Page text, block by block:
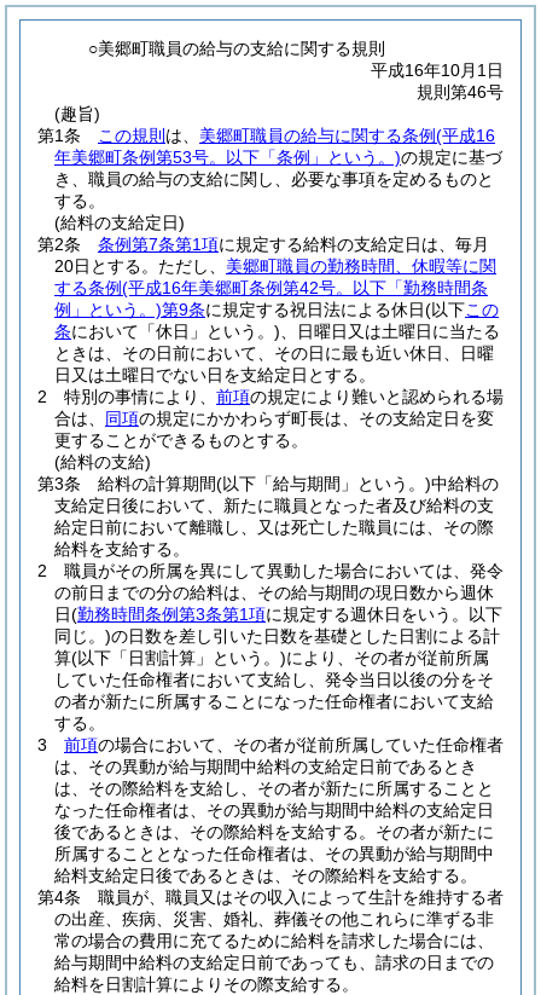
○美郷町職員の給与の支給に関する規則
平成16年10月1日
規則第46号
(趣旨)
第1条
この規則 は、 美郷町職員の給与に関する条例(平成16
年美郷町条例第53号。以下「条例」という。)の規定に基づ
き、職員の給与の支給に関し、必要な事項を定めるものと
する。
(給料の支給定日)
第2条
条例第7条第1項に規定する給料の支給定日は、毎月
20日とする。 ただし、 美郷町職員の勤務時間、休暇等に関
する条例(平成16年美郷町条例第42号。以下「勤務時間条
例」という。)第9条に規定する祝日法による休日(以下この
条において「休日」という。) 、日曜日又は土曜日に当たる
ときは、その日前において、その日に最も近い休日、日曜
日又は土曜日でない日を支給定日とする。
2
特別の事情により、 前項の規定により難いと認められる場
合は、 同項の規定にかかわらず町長は、その支給定日を変
更することができるものとする。
(給料の支給)
第3条
給料の計算期間(以下「給与期間」という。)中給料の
支給定日後において、新たに職員となった者及び給料の支
給定日前において離職し、又は死亡した職員には、その際
給料を支給する。
2
職員がその所属を異にして異動した場合においては、発令
の前日までの分の給料は、その給与期間の現日数から週休
日(勤務時間条例第3条第1項に規定する週休日をいう。以下
同じ。)の日数を差し引いた日数を基礎とした日割による計
算(以下「日割計算」という。)により、その者が従前所属
していた任命権者において支給し、発令当日以後の分をそ
の者が新たに所属することになった任命権者において支給
する。
3
前項の場合において、その者が従前所属していた任命権者
は、その異動が給与期間中給料の支給定日前であるとき
は、その際給料を支給し、その者が新たに所属することと
なった任命権者は、その異動が給与期間中給料の支給定日
後であるときは、その際給料を支給する。 その者が新たに
所属することとなった任命権者は、その異動が給与期間中
給料支給定日後であるときは、その際給料を支給する。
第4条
職員が、職員又はその収入によって生計を維持する者
の出産、疾病、災害、婚礼、葬儀その他これらに準ずる非
常の場合の費用に充てるために給料を請求した場合には、
給与期間中給料の支給定日前であっても、請求の日までの
給料を日割計算によりその際支給する。